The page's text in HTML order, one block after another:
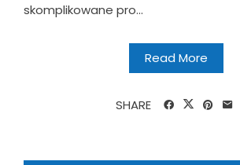
skomplikowane pro...
Read More
SHARE